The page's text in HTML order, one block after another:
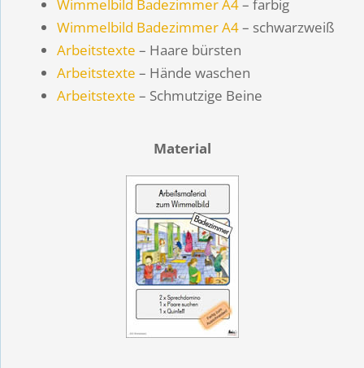
Wimmelbild Badezimmer A4– farbig
Wimmelbild Badezimmer A4– schwarzweiß
Arbeitstexte – Haare bürsten
Arbeitstexte – Hände waschen
Arbeitstexte – Schmutzige Beine
Material